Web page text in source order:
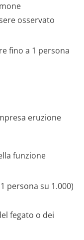
osservato
fino a 1 persona
eruzione
funzione
persona su 1.000)
fegato o dei